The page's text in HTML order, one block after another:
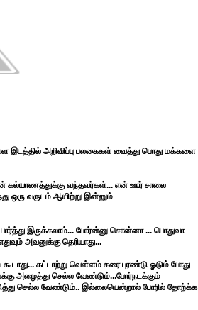
அறிவிப்பு பலகைகள் வைத்து பொது மக்களை
கல்யாணத்துக்கு வந்தவர்கள்... என் ஊர் சாலை
ஒரு வருடம் ஆயிற்று இன்னும்
இருக்கலாம்... போர்ன்னு சொன்னா ... பொதுவா
அவனுக்கு தெரியாது...
கட்டாற்று வெள்ளம் கரை புரண்டு ஓடும் போது
அழைத்து செல்ல வேண்டும்...போர்நடக்கும்
செல்ல வேண்டும்.. இல்லையென்றால் போரில் தோற்க்க